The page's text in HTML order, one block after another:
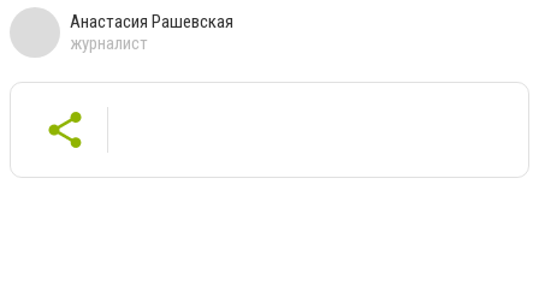
Анастасия Рашевская
журналист